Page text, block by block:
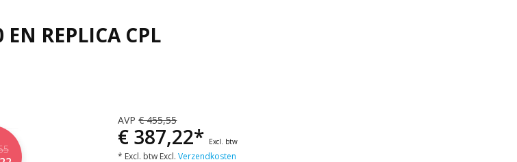
REPLICA CPL
AVP€ 455,55
€ 387,22* Excl. btw
* Excl. btw Excl.Verzendkosten